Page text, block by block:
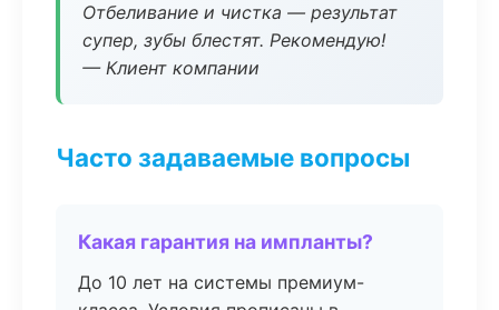
Отбеливание и чистка — результат
супер, зубы блестят. Рекомендую!
— Клиент компании
Часто задаваемые вопросы
Какая гарантия на импланты?
До 10 лет на системы премиум-